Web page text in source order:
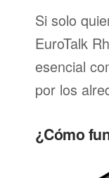
Si solo
EuroTalk
esencial
por los
¿Cómo